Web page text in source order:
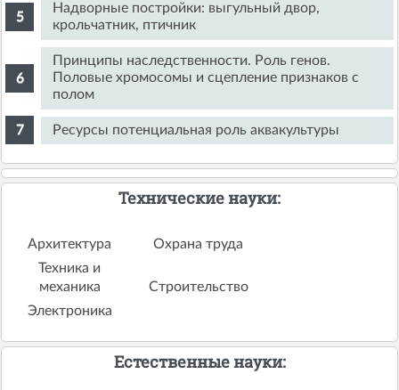
Надворные постройки: выгульный двор,
крольчатник, птичник
Принципы наследственности. Роль генов.
Половые хромосомы и сцепление признаков с
полом
Ресурсы потенциальная роль аквакультуры
Технические науки:
Архитектура
Охрана труда
Техника и
механика
Строительство
Электроника
Естественные науки: